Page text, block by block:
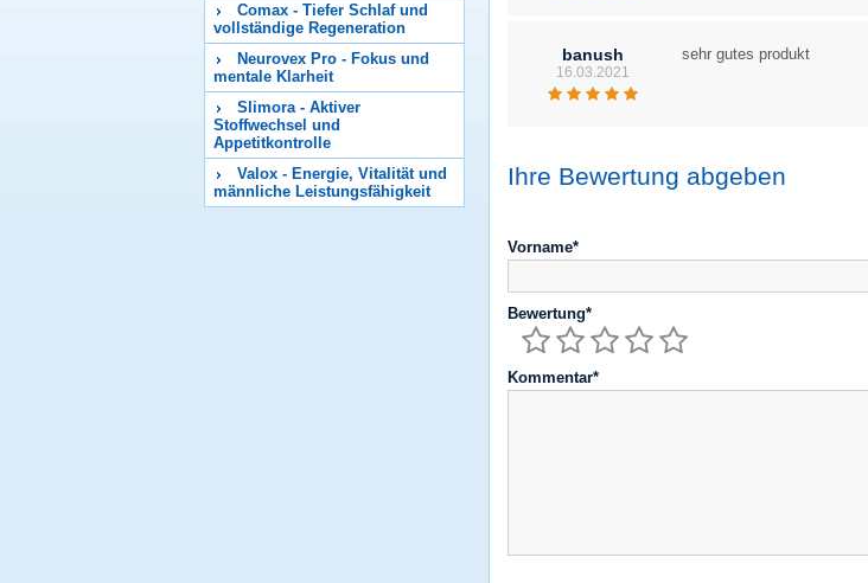
Comax - Tiefer Schlaf und
vollständige Regeneration
Neurovex Pro - Fokus und
mentale Klarheit
Slimora - Aktiver
Stoffwechsel und
Appetitkontrolle
Valox - Energie, Vitalität und
männliche Leistungsfähigkeit
banush
16.03.2021
sehr gutes produkt
Ihre Bewertung abgeben
Vorname*
Bewertung*
Kommentar*